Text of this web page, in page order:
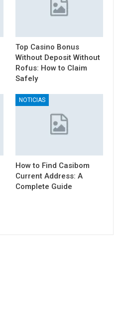
Top Casino Bonus
Without Deposit Without
Rofus: How to Claim
Safely
NOTICIAS
How to Find Casibom
Current Address: A
Complete Guide